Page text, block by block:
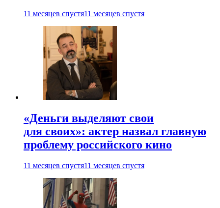
11 месяцев спустя11 месяцев спустя
«Деньги выделяют свои
для своих»: актер назвал главную
проблему российского кино
11 месяцев спустя11 месяцев спустя